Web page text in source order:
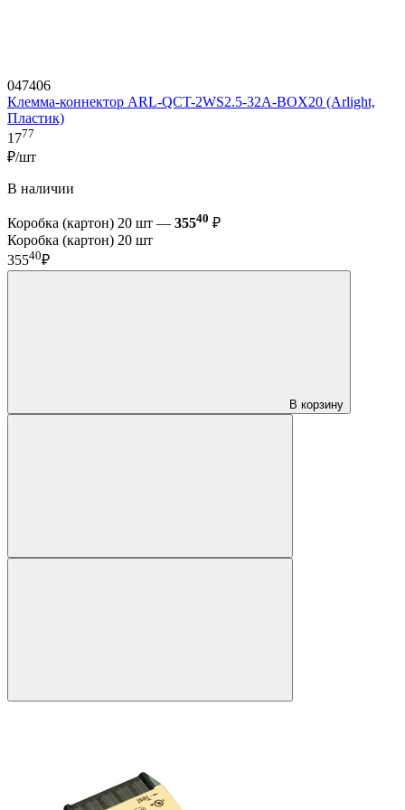
047406
Клемма-коннектор ARL-QCT-2WS2.5-32A-BOX20 (Arlight,
Пластик)
1777
₽/шт
В наличии
Коробка (картон) 20 шт — 35540 ₽
Коробка (картон) 20 шт
35540₽
В корзину